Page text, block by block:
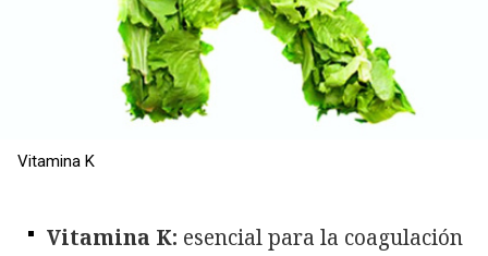
Vitamina K
Vitamina K: esencial para la coagulación